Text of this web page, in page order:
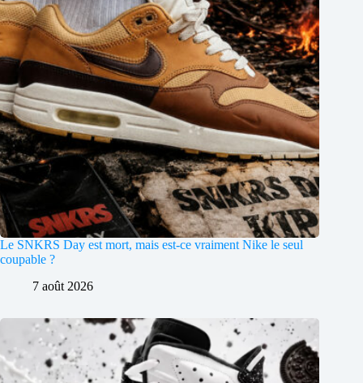
Le SNKRS Day est mort, mais est-ce vraiment Nike le seul
coupable ?
7 août 2026